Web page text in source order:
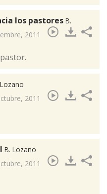
los pastores B.
2011
2011
B. Lozano
2011